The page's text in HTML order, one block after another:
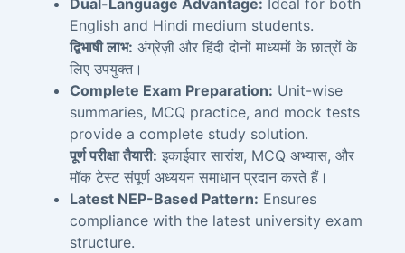
Dual-Language Advantage: Ideal for both
English and Hindi medium students.
द्विभाषी लाभ: अंग्रेज़ी और हिंदी दोनों माध्यमों के छात्रों के
लिए उपयुक्त।
Complete Exam Preparation: Unit-wise
summaries, MCQ practice, and mock tests
provide a complete study solution.
पूर्ण परीक्षा तैयारी: इकाईवार सारांश, MCQ अभ्यास, और
मॉक टेस्ट संपूर्ण अध्ययन समाधान प्रदान करते हैं।
Latest NEP-Based Pattern: Ensures
compliance with the latest university exam
structure.